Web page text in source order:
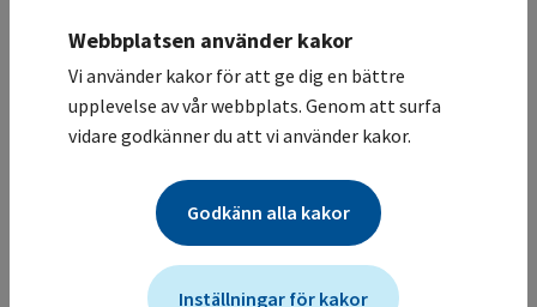
B) Retrograd instillation via uretärkateter
Ger teoretiskt uretärobstruktion och kan ge
slemhinnelesioner vid inläggning och ger inte
alltid fyllnad av överkalyx. Finns beskrivet som
poliklinisk instillation med 5 Ch uretärkateter
Webbplatsen använder kakor
Vi använder kakor för att ge dig en bättre
upplevelse av vår webbplats. Genom att surfa
vidare godkänner du att vi använder kakor.
Godkänn alla kakor
Inställningar för kakor